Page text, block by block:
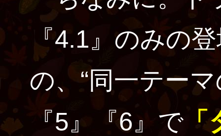
『4.1』のみの
の、“同一テー
『5』『6』で